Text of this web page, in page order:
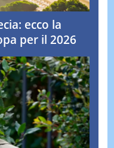
ecco la
per il 2026